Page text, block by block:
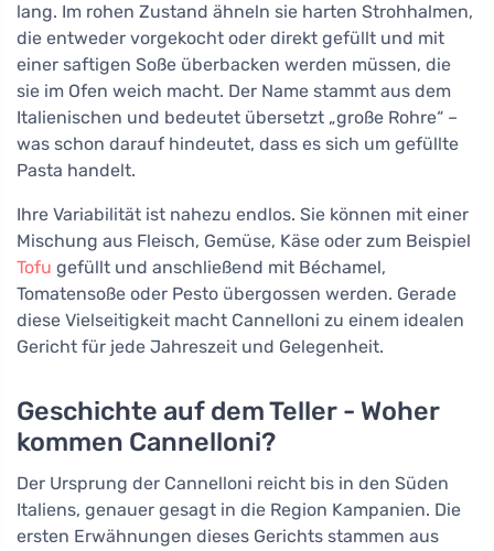
lang. Im rohen Zustand ähneln sie harten Strohhalmen,
die entweder vorgekocht oder direkt gefüllt und mit
einer saftigen Soße überbacken werden müssen, die
sie im Ofen weich macht. Der Name stammt aus dem
Italienischen und bedeutet übersetzt „große Rohre“ –
was schon darauf hindeutet, dass es sich um gefüllte
Pasta handelt.
Ihre Variabilität ist nahezu endlos. Sie können mit einer
Mischung aus Fleisch, Gemüse, Käse oder zum Beispiel
Tofu gefüllt und anschließend mit Béchamel,
Tomatensoße oder Pesto übergossen werden. Gerade
diese Vielseitigkeit macht Cannelloni zu einem idealen
Gericht für jede Jahreszeit und Gelegenheit.
Geschichte auf dem Teller - Woher
kommen Cannelloni?
Der Ursprung der Cannelloni reicht bis in den Süden
Italiens, genauer gesagt in die Region Kampanien. Die
ersten Erwähnungen dieses Gerichts stammen aus